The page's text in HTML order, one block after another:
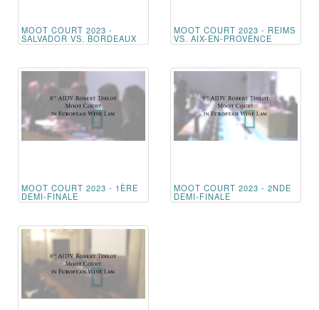
MOOT COURT 2023 -
SALVADOR VS. BORDEAUX
MOOT COURT 2023 - REIMS
VS. AIX-EN-PROVENCE
MOOT COURT 2023 - 1ÈRE
DEMI-FINALE
MOOT COURT 2023 - 2NDE
DEMI-FINALE